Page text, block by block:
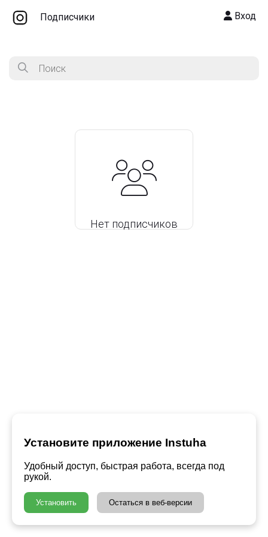
Установите приложение Instuha
Удобный доступ, быстрая работа, всегда под
рукой.
Установить Остаться в веб-версии
Подписчики Вход
Нет подписчиков